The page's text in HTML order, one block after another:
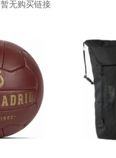
暂无购买链接